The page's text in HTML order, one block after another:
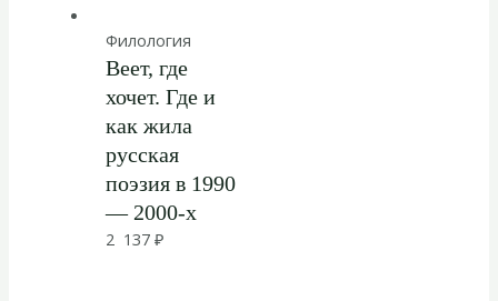
Филология
Веет, где
хочет. Где и
как жила
русская
поэзия в 1990
— 2000-х
2 137₽